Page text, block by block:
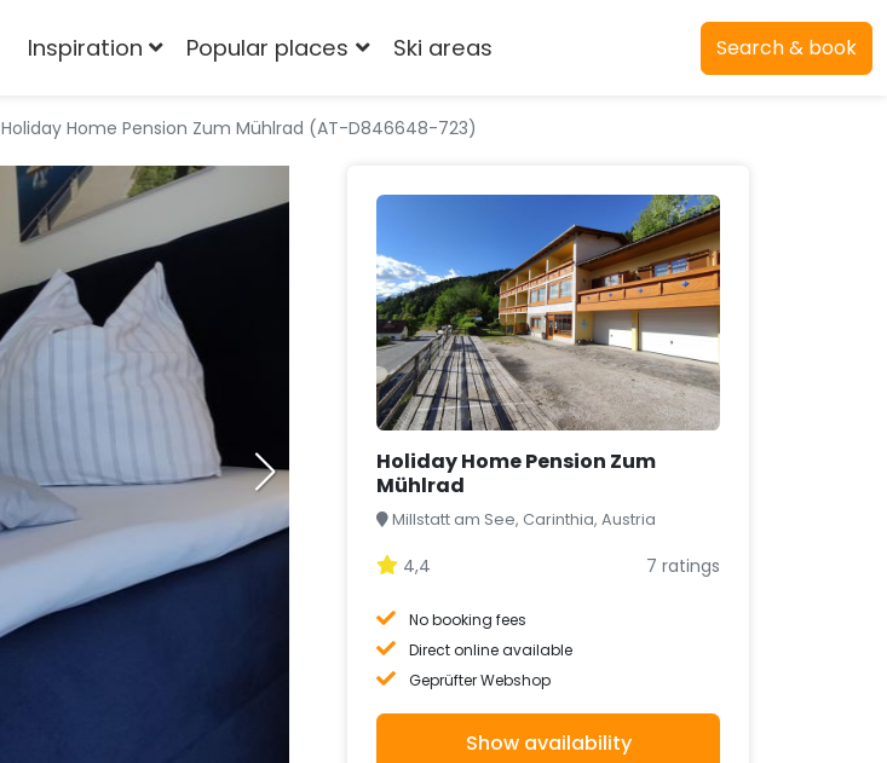
Inspiration Popular places Ski areas Search & book
Holiday Home Pension Zum Mühlrad (AT-D846648-723)
Holiday Home Pension Zum
Mühlrad
Millstatt am See, Carinthia, Austria
4,4 7 ratings
No booking fees
Direct online available
Geprüfter Webshop
Show availability